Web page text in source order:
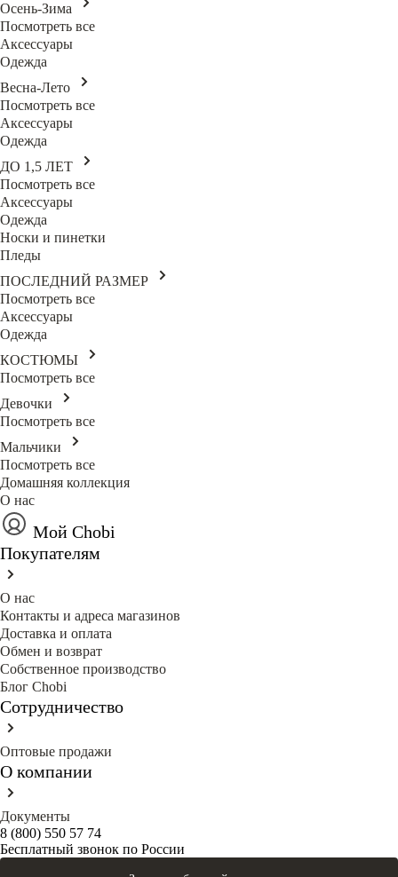
Осень-Зима
Посмотреть все
Аксессуары
Одежда
Весна-Лето
Посмотреть все
Аксессуары
Одежда
ДО 1,5 ЛЕТ
Посмотреть все
Аксессуары
Одежда
Носки и пинетки
Пледы
ПОСЛЕДНИЙ РАЗМЕР
Посмотреть все
Аксессуары
Одежда
КОСТЮМЫ
Посмотреть все
Девочки
Посмотреть все
Мальчики
Посмотреть все
Домашняя коллекция
О нас
Мой Chobi
Покупателям
О нас
Контакты и адреса магазинов
Доставка и оплата
Обмен и возврат
Собственное производство
Блог Сhobi
Сотрудничество
Оптовые продажи
О компании
Документы
8 (800) 550 57 74
Бесплатный звонок по России